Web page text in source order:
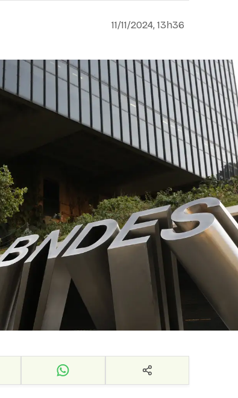
11/11/2024, 13h36